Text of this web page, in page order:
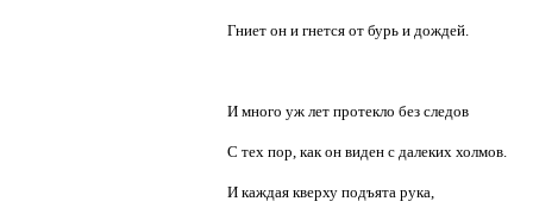
Гниет он и гнется от бурь и дождей.
И много уж лет протекло без следов
С тех пор, как он виден с далеких холмов.
И каждая кверху подъята рука,